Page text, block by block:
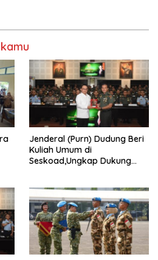
Jenderal (Purn) Dudung Beri
Kuliah Umum di
Seskoad,Ungkap Dukung